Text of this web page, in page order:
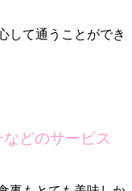
して通うことができ
どのサービス